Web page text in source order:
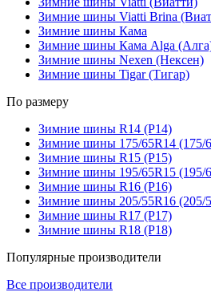
Зимние шины Viatti Brina
Зимние шины Кама
Зимние шины Кама Alga
Зимние шины Nexen (Нексен)
Зимние шины Tigar (Тигар)
По размеру
Зимние шины R14 (Р14)
Зимние шины 175/65R14 (175/
Зимние шины R15 (Р15)
Зимние шины 195/65R15 (195/
Зимние шины R16 (Р16)
Зимние шины 205/55R16 (205/
Зимние шины R17 (Р17)
Зимние шины R18 (Р18)
Популярные производители
Все производители